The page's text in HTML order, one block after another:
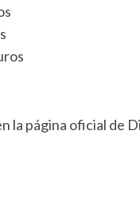
la página oficial de